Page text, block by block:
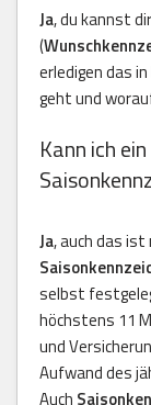
Ja, du kannst
(
erledigen das
geht und
Kann ich
Ja, auch das
selbst
höchstens 11
und
Aufwand des
Auch